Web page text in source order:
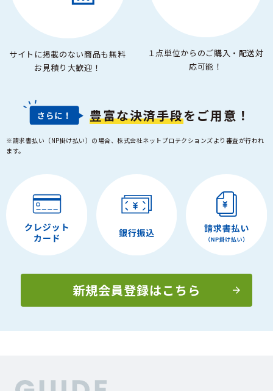
サイトに掲載のない商品も無料
お見積り大歓迎！
１点単位からのご購入・配送対
応可能！
豊富な決済手段をご用意！
※請求書払い（NP掛け払い）の場合、株式会社ネットプロテクションズより審査が行われ
ます。
新規会員登録はこちら